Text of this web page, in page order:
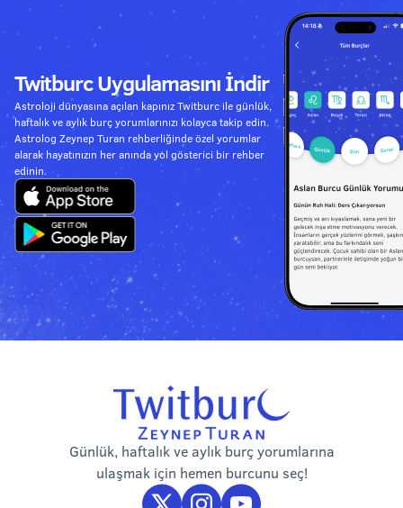
Twitburc Uygulamasını İndir
Astroloji dünyasına açılan kapınız Twitburc ile günlük,
haftalık ve aylık burç yorumlarınızı kolayca takip edin.
Astrolog Zeynep Turan rehberliğinde özel yorumlar
alarak hayatınızın her anında yol gösterici bir rehber
edinin.
Günlük, haftalık ve aylık burç yorumlarına
ulaşmak için hemen burcunu seç!